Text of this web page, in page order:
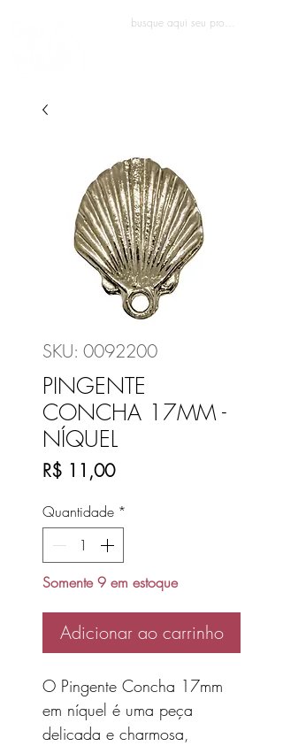
SKU: 0092200
PINGENTE
CONCHA 17MM -
NÍQUEL
R$ 11,00Preço
Quantidade *
Somente 9 em estoque
Adicionar ao carrinho
O Pingente Concha 17mm
em níquel é uma peça
delicada e charmosa,